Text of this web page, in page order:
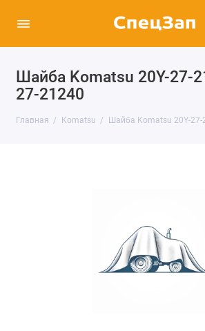
Шайба Komatsu 20Y-27-
27-21240
Главная Komatsu Шайба Komatsu 20Y-27-